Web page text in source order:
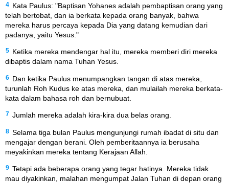
4 Kata Paulus: "Baptisan Yohanes adalah pembaptisan orang yang
telah bertobat, dan ia berkata kepada orang banyak, bahwa
mereka harus percaya kepada Dia yang datang kemudian dari
padanya, yaitu Yesus."
5 Ketika mereka mendengar hal itu, mereka memberi diri mereka
dibaptis dalam nama Tuhan Yesus.
6 Dan ketika Paulus menumpangkan tangan di atas mereka,
turunlah Roh Kudus ke atas mereka, dan mulailah mereka berkata-
kata dalam bahasa roh dan bernubuat.
7 Jumlah mereka adalah kira-kira dua belas orang.
8 Selama tiga bulan Paulus mengunjungi rumah ibadat di situ dan
mengajar dengan berani. Oleh pemberitaannya ia berusaha
meyakinkan mereka tentang Kerajaan Allah.
9 Tetapi ada beberapa orang yang tegar hatinya. Mereka tidak
mau diyakinkan, malahan mengumpat Jalan Tuhan di depan orang